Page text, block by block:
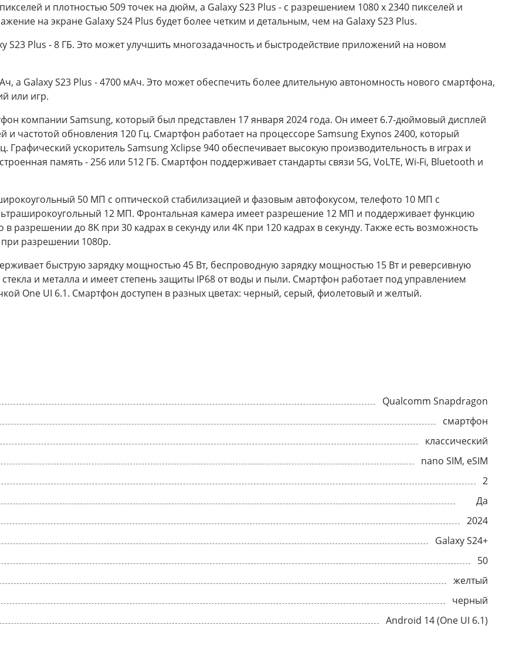
и плотностью 509 точек на дюйм, а Galaxy S23 Plus - с разрешением 1080 x 2340 пикселей и
на экране Galaxy S24 Plus будет более четким и детальным, чем на Galaxy S23 Plus.
S23 Plus - 8 ГБ. Это может улучшить многозадачность и быстродействие приложений на новом
а Galaxy S23 Plus - 4700 мАч. Это может обеспечить более длительную автономность нового смартфона,
или игр.
компании Samsung, который был представлен 17 января 2024 года. Он имеет 6.7-дюймовый дисплей
и частотой обновления 120 Гц. Смартфон работает на процессоре Samsung Exynos 2400, который
Графический ускоритель Samsung Xclipse 940 обеспечивает высокую производительность в играх и
память - 256 или 512 ГБ. Смартфон поддерживает стандарты связи 5G, VoLTE, Wi-Fi, Bluetooth и
50 МП с оптической стабилизацией и фазовым автофокусом, телефото 10 МП с
12 МП. Фронтальная камера имеет разрешение 12 МП и поддерживает функцию
до 8K при 30 кадрах в секунду или 4K при 120 кадрах в секунду. Также есть возможность
разрешении 1080p.
быструю зарядку мощностью 45 Вт, беспроводную зарядку мощностью 15 Вт и реверсивную
и металла и имеет степень защиты IP68 от воды и пыли. Смартфон работает под управлением
One UI 6.1. Смартфон доступен в разных цветах: черный, серый, фиолетовый и желтый.
Qualcomm Snapdragon
смартфон
классический
nano SIM, eSIM
2
Да
2024
Galaxy S24+
50
желтый
черный
Android 14 (One UI 6.1)